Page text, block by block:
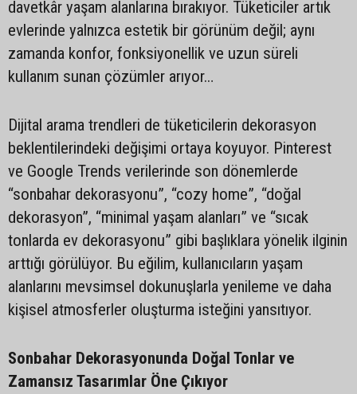
davetkâr yaşam alanlarına bırakıyor. Tüketiciler artık
evlerinde yalnızca estetik bir görünüm değil; aynı
zamanda konfor, fonksiyonellik ve uzun süreli
kullanım sunan çözümler arıyor…
Dijital arama trendleri de tüketicilerin dekorasyon
beklentilerindeki değişimi ortaya koyuyor. Pinterest
ve Google Trends verilerinde son dönemlerde
“sonbahar dekorasyonu”, “cozy home”, “doğal
dekorasyon”, “minimal yaşam alanları” ve “sıcak
tonlarda ev dekorasyonu” gibi başlıklara yönelik ilginin
arttığı görülüyor. Bu eğilim, kullanıcıların yaşam
alanlarını mevsimsel dokunuşlarla yenileme ve daha
kişisel atmosferler oluşturma isteğini yansıtıyor.
Sonbahar Dekorasyonunda Doğal Tonlar ve
Zamansız Tasarımlar Öne Çıkıyor